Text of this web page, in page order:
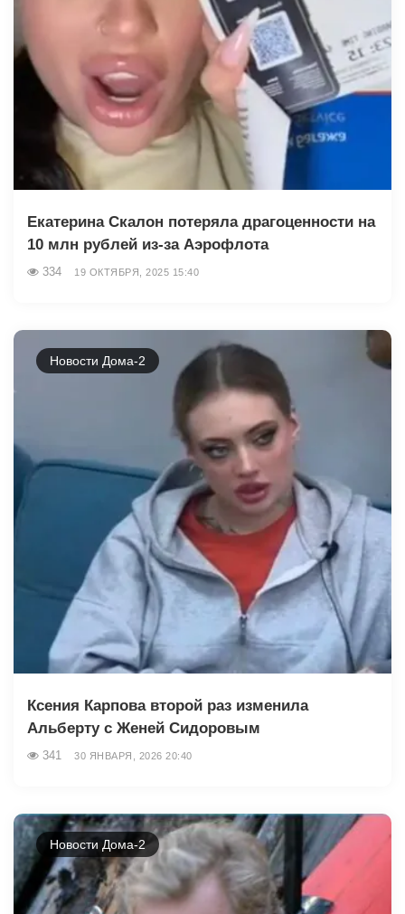
Екатерина Скалон потеряла драгоценности на
10 млн рублей из-за Аэрофлота
334 19 ОКТЯБРЯ, 2025 15:40
Новости Дома-2
Ксения Карпова второй раз изменила
Альберту с Женей Сидоровым
341 30 ЯНВАРЯ, 2026 20:40
Новости Дома-2